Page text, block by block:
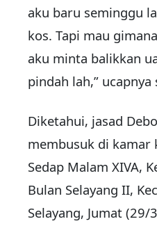
aku baru seminggu
kos. Tapi mau
aku minta balikkan
pindah lah,”
Diketahui, jasad
membusuk di kamar
Sedap Malam XIVA,
Bulan Selayang II,
Selayang, Jumat